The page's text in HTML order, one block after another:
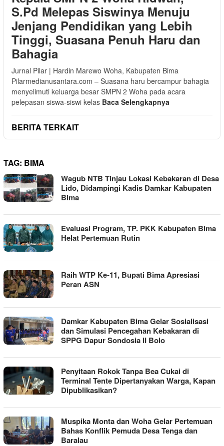
S.Pd Melepas Siswinya Menuju
Jenjang Pendidikan yang Lebih
Tinggi, Suasana Penuh Haru dan
Bahagia
Jurnal Pilar | Hardin Marewo Woha, Kabupaten Bima
Pilarmedianusantara.com – Suasana haru bercampur bahagia
menyelimuti keluarga besar SMPN 2 Woha pada acara
pelepasan siswa-siswi kelas Baca Selengkapnya
BERITA TERKAIT
TAG: BIMA
Wagub NTB Tinjau Lokasi Kebakaran di Desa
Lido, Didampingi Kadis Damkar Kabupaten
Bima
Evaluasi Program, TP. PKK Kabupaten Bima
Helat Pertemuan Rutin
Raih WTP Ke-11, Bupati Bima Apresiasi
Peran ASN
Damkar Kabupaten Bima Gelar Sosialisasi
dan Simulasi Pencegahan Kebakaran di
SPPG Dapur Sondosia II Bolo
Penyitaan Rokok Tanpa Bea Cukai di
Terminal Tente Dipertanyakan Warga, Kapan
Dipublikasikan?
Muspika Monta dan Woha Gelar Pertemuan
Bahas Konflik Pemuda Desa Tenga dan
Baralau